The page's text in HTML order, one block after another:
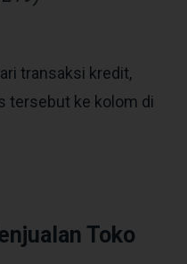
transaksi kredit,
tersebut ke kolom di
Toko